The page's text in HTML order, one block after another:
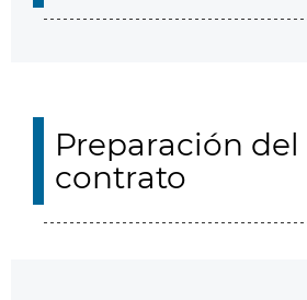
Preparación del
contrato